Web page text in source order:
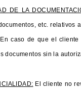
DE LA
etc. relativos
caso de que el
documentos sin la
El cliente no